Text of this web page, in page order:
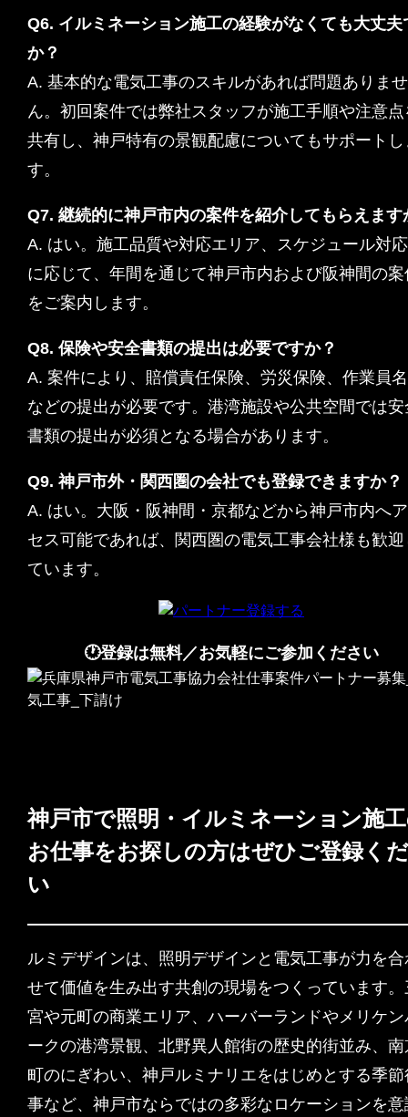
Q6. イルミネーション施工の経験がなくても大丈夫
か？
A. 基本的な電気工事のスキルがあれば問題ありませ
ん。初回案件では弊社スタッフが施工手順や注意点
共有し、神戸特有の景観配慮についてもサポートし
す。
Q7. 継続的に神戸市内の案件を紹介してもらえます
A. はい。施工品質や対応エリア、スケジュール対
に応じて、年間を通じて神戸市内および阪神間の案
をご案内します。
Q8. 保険や安全書類の提出は必要ですか？
A. 案件により、賠償責任保険、労災保険、作業員
などの提出が必要です。港湾施設や公共空間では安
書類の提出が必須となる場合があります。
Q9. 神戸市外・関西圏の会社でも登録できますか？
A. はい。大阪・阪神間・京都などから神戸市内へ
セス可能であれば、関西圏の電気工事会社様も歓迎
ています。
🕐登録は無料／お気軽にご参加ください
神戸市で照明・イルミネーション施
お仕事をお探しの方はぜひご登録く
い
ルミデザインは、照明デザインと電気工事が力を合
せて価値を生み出す共創の現場をつくっています。
宮や元町の商業エリア、ハーバーランドやメリケン
ークの港湾景観、北野異人館街の歴史的街並み、南
町のにぎわい、神戸ルミナリエをはじめとする季節
事など、神戸市ならではの多彩なロケーションを意